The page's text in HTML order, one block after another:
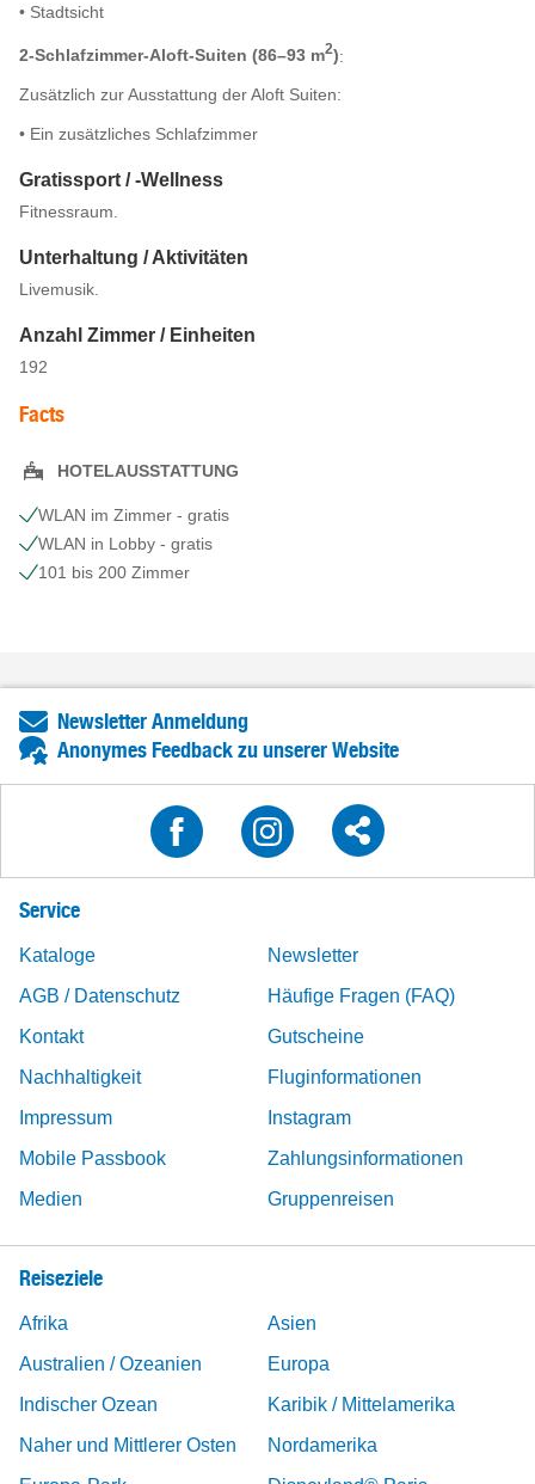
• Stadtsicht
2-Schlafzimmer-Aloft-Suiten (86–93 m2):
Zusätzlich zur Ausstattung der Aloft Suiten:
• Ein zusätzliches Schlafzimmer
Gratissport / -Wellness
Fitnessraum.
Unterhaltung / Aktivitäten
Livemusik.
Anzahl Zimmer / Einheiten
192
Facts
HOTELAUSSTATTUNG
WLAN im Zimmer - gratis
WLAN in Lobby - gratis
101 bis 200 Zimmer
Newsletter Anmeldung
Anonymes Feedback zu unserer Website
Service
Kataloge
Newsletter
AGB / Datenschutz
Häufige Fragen (FAQ)
Kontakt
Gutscheine
Nachhaltigkeit
Fluginformationen
Impressum
Instagram
Mobile Passbook
Zahlungsinformationen
Medien
Gruppenreisen
Reiseziele
Afrika
Asien
Australien / Ozeanien
Europa
Indischer Ozean
Karibik / Mittelamerika
Naher und Mittlerer Osten
Nordamerika